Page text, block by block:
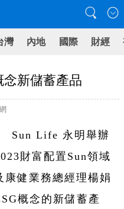
灣 內地 國際 財經
新儲蓄產品
Sun Life 永明舉辦
財富配置Sun領域
健業務總經理楊娟
概念的新儲蓄產